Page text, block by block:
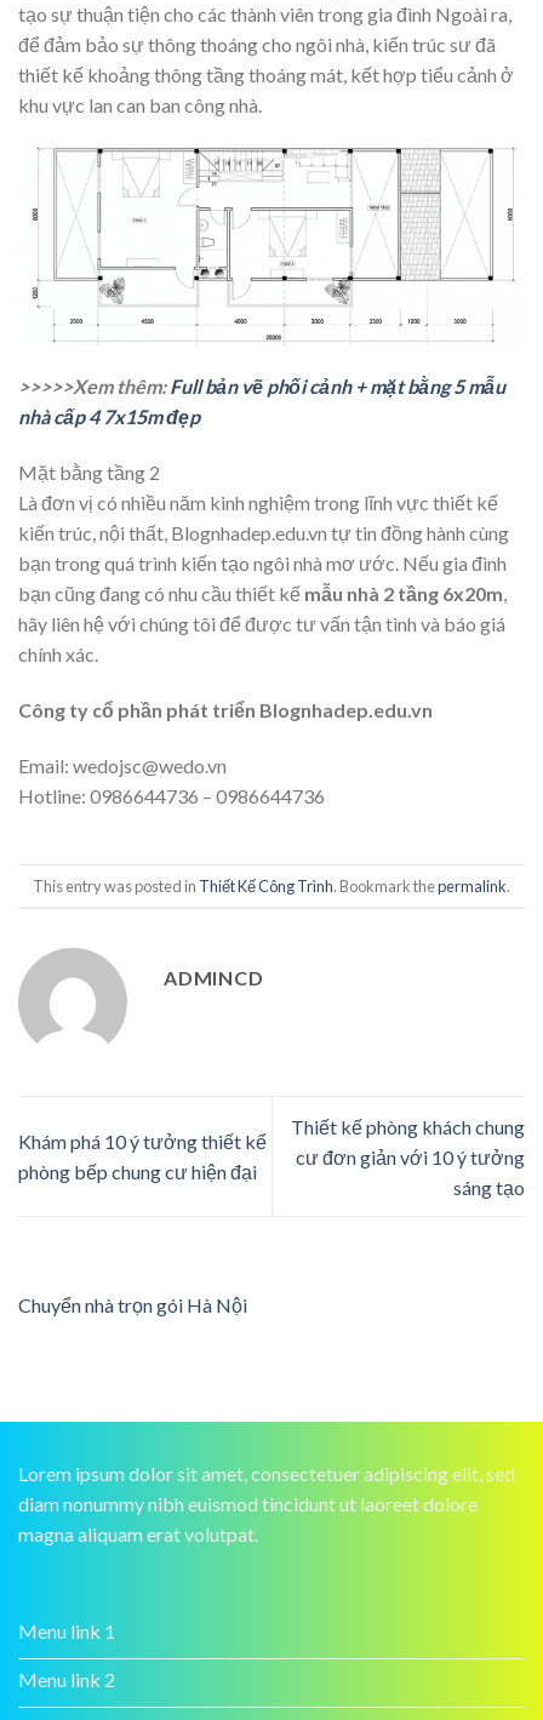
tạo sự thuận tiện cho các thành viên trong gia đình Ngoài ra,
để đảm bảo sự thông thoáng cho ngôi nhà, kiến trúc sư đã
thiết kế khoảng thông tầng thoáng mát, kết hợp tiểu cảnh ở
khu vực lan can ban công nhà.
>>>>>Xem thêm:Full bản vẽ phối cảnh + mặt bằng 5 mẫu
nhà cấp 4 7x15m đẹp
Mặt bằng tầng 2
Là đơn vị có nhiều năm kinh nghiệm trong lĩnh vực thiết kế
kiến trúc, nội thất, Blognhadep.edu.vn tự tin đồng hành cùng
bạn trong quá trình kiến tạo ngôi nhà mơ ước. Nếu gia đình
bạn cũng đang có nhu cầu thiết kế mẫu nhà 2 tầng 6x20m,
hãy liên hệ với chúng tôi để được tư vấn tận tình và báo giá
chính xác.
Công ty cổ phần phát triển Blognhadep.edu.vn
Email: wedojsc@wedo.vn
Hotline: 0986644736 – 0986644736
This entry was posted in Thiết Kế Công Trình. Bookmark thepermalink.
ADMINCD
Khám phá 10 ý tưởng thiết kế
phòng bếp chung cư hiện đại
Thiết kế phòng khách chung
cư đơn giản với 10 ý tưởng
sáng tạo
Chuyển nhà trọn gói Hà Nội
Lorem ipsum dolor sit amet, consectetuer adipiscing elit, sed
diam nonummy nibh euismod tincidunt ut laoreet dolore
magna aliquam erat volutpat.
Menu link 1
Menu link 2